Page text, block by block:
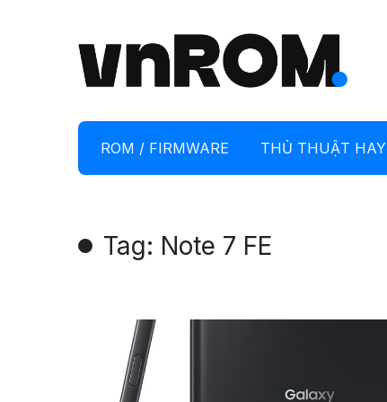
ROM / FIRMWARE THỦ THUẬT HAY
Tag: Note 7 FE